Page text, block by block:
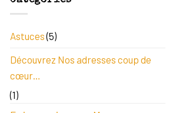
Astuces(5)
Découvrez Nos adresses coup de
cœur…
(1)